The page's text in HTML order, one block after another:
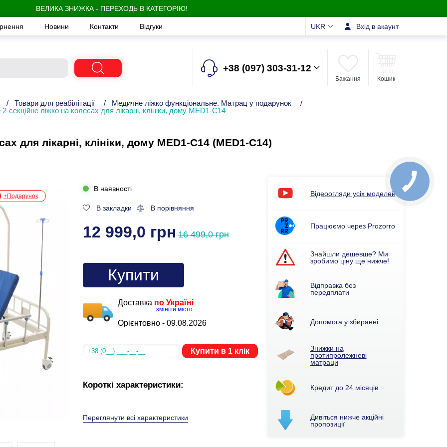
ВЕЛИКА ЗНИЖКА - ПЕРЕХОДЬ В КАТЕГОРІЮ!
Новини Контакти Відгуки UKR Вхід в акаунт
+38 (097) 303-31-12
Бажання Кошик
/ Товари для реабілітації / Медичне ліжко функціональне. Матрац у подарунок
/
секційне ліжко на колесах для лікарні, клініки, дому MED1-C14
для лікарні, клініки, дому MED1-C14 (MED1-C14)
+Подарунок
В наявності
В закладки В порівняння
12 999,0 грн 16 499,0 грн
Купити
Доставка по Україні
змініти місто
Орієнтовно - 09.08.2026
Купити в 1 клік
Короткі характеристики:
Переглянути всі характеристики
Відеоогляди усіх моделей
Працюємо через Prozorro
Знайшли дешевше? Ми
зробимо ціну ще нижче!
Відправка без
передплати
Допомога у збиранні
Знижки на
протипролежневі
матраци
Кредит до 24 місяців
Дивіться нижче акційні
пропозиції